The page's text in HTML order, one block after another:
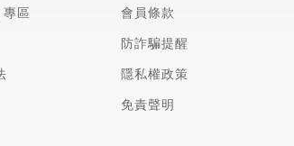
區
會員條款
防詐騙提醒
隱私權政策
免責聲明